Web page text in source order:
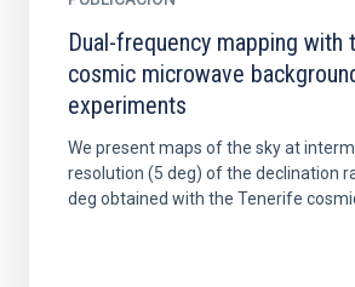
Dual-frequency mapping with
cosmic microwave
experiments
We present maps of the sky at
resolution (5 deg) of the declination
deg obtained with the Tenerife